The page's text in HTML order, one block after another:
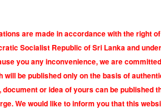
are made in accordance with the right
Socialist Republic of Sri Lanka and
you any inconvenience, we are
will be published only on the basis of
document or idea of yours can be published
We would like to inform you that this